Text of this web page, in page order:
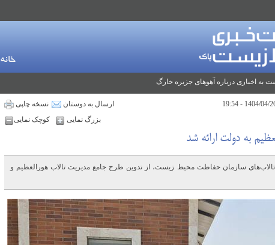
خانه
اخباری درباره آهوهای جزیره خارگ
نسخه چاپی
ارسال به دوستان
بزرگ نمایی
کوچک نمایی
به دولت ارائه شد
سازمان حفاظت محیط زیست، از تدوین طرح جامع مدیریت تالاب هورالعظیم و